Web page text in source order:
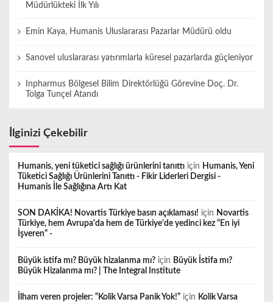
Müdürlükteki İlk Yılı
Emin Kaya, Humanis Uluslararası Pazarlar Müdürü oldu
Sanovel uluslararası yatırımlarla küresel pazarlarda güçleniyor
Inpharmus Bölgesel Bilim Direktörlüğü Görevine Doç. Dr.
Tolga Tunçel Atandı
İlginizi Çekebilir
Humanis, yeni tüketici sağlığı ürünlerini tanıttı için Humanis, Yeni
Tüketici Sağlığı Ürünlerini Tanıttı - Fikir Liderleri Dergisi -
Humanis İle Sağlığına Artı Kat
SON DAKİKA! Novartis Türkiye basın açıklaması! için Novartis
Türkiye, hem Avrupa'da hem de Türkiye'de yedinci kez “En iyi
İşveren” -
Büyük istifa mı? Büyük hizalanma mı? için Büyük İstifa mı?
Büyük Hizalanma mı? | The Integral Institute
İlham veren projeler: “Kolik Varsa Panik Yok!” için Kolik Varsa